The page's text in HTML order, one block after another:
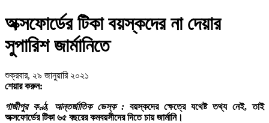
অক্সফোর্ডের টিকা বয়স্কদের না দেয়ার
সুপারিশ জার্মানিতে
শুক্রবার, ২৯ জানুয়ারি ২০২১
শেয়ার করুন:
গাজীপুর কণ্ঠ, আন্তর্জাতিক ডেস্ক : বয়স্কদের ক্ষেত্রে যথেষ্ট তথ্য নেই, তাই
অক্সফোর্ডের টিকা ৬৫ বছরের কমবয়সীদের দিতে চায় জার্মানি।